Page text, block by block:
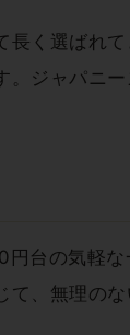
長く選ばれ
。ジャパニ
台の気軽
て、無理の